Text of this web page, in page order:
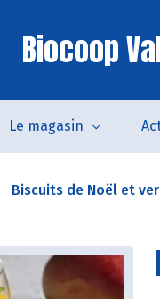
Biocoop
Le magasin
Biscuits de Noël et